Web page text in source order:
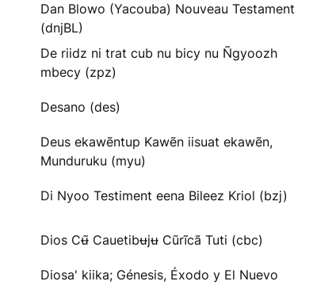
Dan Blowo (Yacouba) Nouveau Testament
(dnjBL)
De riidz ni trat cub nu bicy nu Ñgyoozh
mbecy (zpz)
Desano (des)
Deus ekawẽntup Kawẽn iisuat ekawẽn,
Munduruku (myu)
Di Nyoo Testiment eena Bileez Kriol (bzj)
Dios Cʉ̃ Cauetibʉjʉ Cũrĩcã Tuti (cbc)
Diosa' kiika; Génesis, Éxodo y El Nuevo